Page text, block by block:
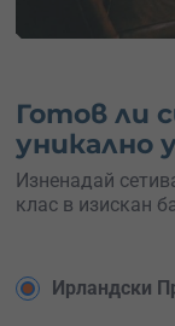
Готов ли
уникално
Изненадай
клас в изискан
Ирландски